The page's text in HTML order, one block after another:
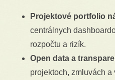
Projektové portfolio
centrálnych
rozpočtu a rizík.
Open data a
projektoch, zmluvách a